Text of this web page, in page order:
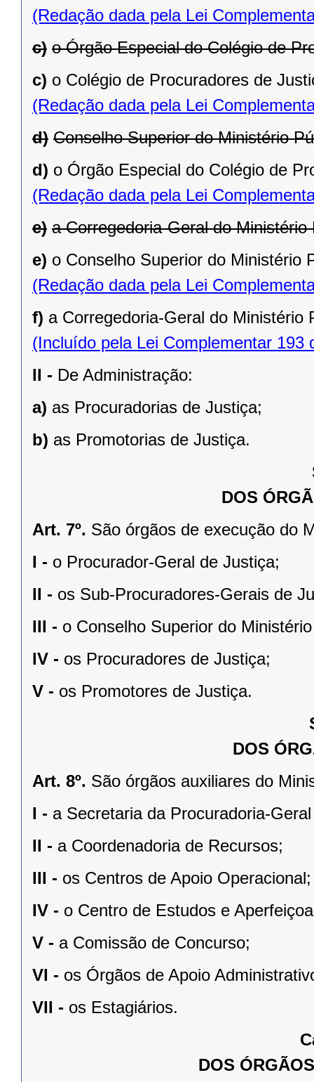
(Redação dada pela Lei
c) o Órgão Especial do Colégio de
c) o Colégio de Procuradores de
(Redação dada pela Lei
d) Conselho Superior do Ministério
d) o Órgão Especial do Colégio de
(Redação dada pela Lei
e) a Corregedoria-Geral do Ministério
e) o Conselho Superior do Ministério
(Redação dada pela Lei
f) a Corregedoria-Geral do Ministério
(Incluído pela Lei Complementar 193
II - De Administração:
a) as Procuradorias de Justiça;
b) as Promotorias de Justiça.
DOS
Art. 7º. São órgãos de execução do
I - o Procurador-Geral de Justiça;
II - os Sub-Procuradores-Gerais de
III - o Conselho Superior do
IV - os Procuradores de Justiça;
V - os Promotores de Justiça.
DOS
Art. 8º. São órgãos auxiliares do
I - a Secretaria da Procuradoria-
II - a Coordenadoria de Recursos;
III - os Centros de Apoio Operacional;
IV - o Centro de Estudos e
V - a Comissão de Concurso;
VI - os Órgãos de Apoio
VII - os Estagiários.
DOS